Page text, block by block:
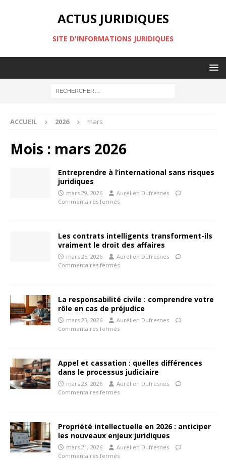
ACTUS JURIDIQUES
SITE D'INFORMATIONS JURIDIQUES
ACCUEIL 2026 mars
Mois : mars 2026
Entreprendre à l’international sans risques
juridiques
mars 29, 2026
Aurélien Dufresnes
Commentaires fermés
Les contrats intelligents transforment-ils
vraiment le droit des affaires
mars 25, 2026
Aurélien Dufresnes
Commentaires fermés
La responsabilité civile : comprendre votre
rôle en cas de préjudice
mars 23, 2026
Aurélien Dufresnes
Commentaires fermés
Appel et cassation : quelles différences
dans le processus judiciaire
mars 23, 2026
Aurélien Dufresnes
Commentaires fermés
Propriété intellectuelle en 2026 : anticiper
les nouveaux enjeux juridiques
mars 21, 2026
Aurélien Dufresnes
Commentaires fermés